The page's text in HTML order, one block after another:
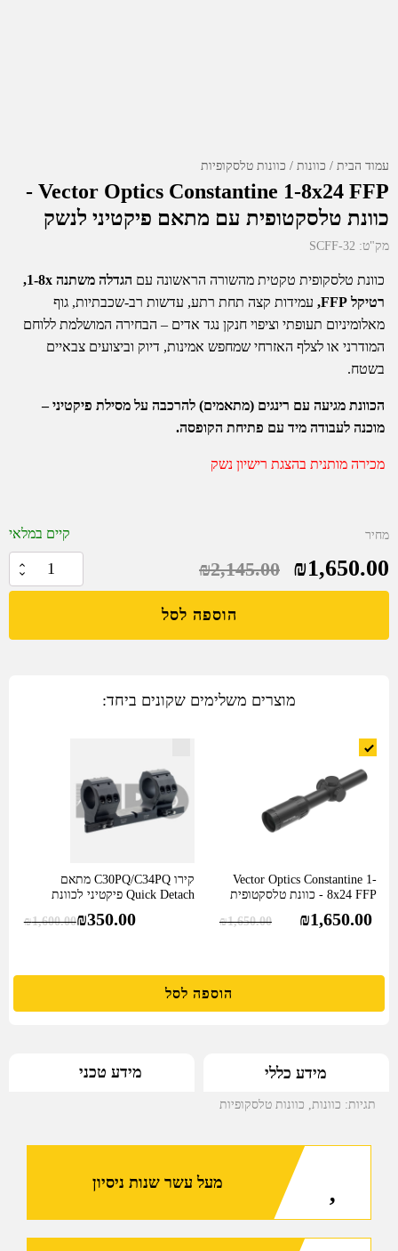
עמוד הבית כוונות כוונות טלסקופיות
Vector Optics Constantine 1-8x24 FFP -
כוונת טלסקטופית עם מתאם פיקטיני לנשק
מק"ט: SCFF-32
כוונת טלסקופית טקטית מהשורה הראשונה עם
הגדלה משתנה 1-8x,
רטיקל FFP,
עמידות קצה תחת רתע, עדשות רב-שכבתיות, גוף
מאלומיניום תעופתי וציפוי חנקן נגד אדים – הבחירה המושלמת ללוחם
המודרני או לצלף האזרחי שמחפש אמינות, דיוק וביצועים צבאיים
בשטח.
הכוונת מגיעה עם רינגים (מתאמים) להרכבה על מסילת פיקטיני –
מוכנה לעבודה מיד עם פתיחת הקופסה.
מכירה מותנית בהצגת רישיון נשק
מחיר
₪2,145.00 המחיר
המקורי
₪2,145.00.
₪1,650.00
המחיר
הנוכחי
₪1,650.00.
קיים במלאי
של
Optics
טלסקטופית
עם
מתאם
לנשק
הוספה לסל
מוצרים משלימים שקונים ביחד:
Vector Optics Constantine 1-
8x24 FFP - כוונת טלסקטופית
₪1,650.00 ₪1,650.00
קירו C30PQ/C34PQ מתאם
Quick Detach פיקטיני לכוונת
₪1,600.00₪350.00
הוספה לסל
מידע כללי מידע טכני
תגיות: כוונות כוונות טלסקופיות
מעל עשר שנות ניסיון